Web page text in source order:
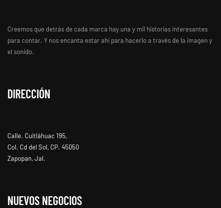
Creemos que detrás de cada marca hay una y mil historias interesantes
para contar. Y nos encanta estar ahí para hacerlo a través de la imagen y
el sonido.
DIRECCIÓN
Calle. Cuitláhuac 195,
Col. Cd del Sol, CP. 45050
Zapopan, Jal.
NUEVOS NEGOCIOS